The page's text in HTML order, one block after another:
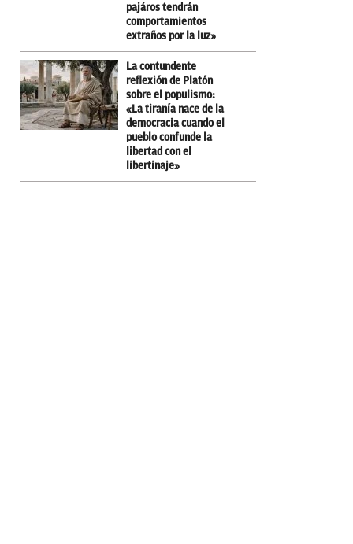
pajáros tendrán
comportamientos
extraños por la luz»
La contundente
reflexión de Platón
sobre el populismo:
«La tiranía nace de la
democracia cuando el
pueblo confunde la
libertad con el
libertinaje»